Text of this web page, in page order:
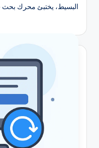
البسيط، يختبئ محرك بحث